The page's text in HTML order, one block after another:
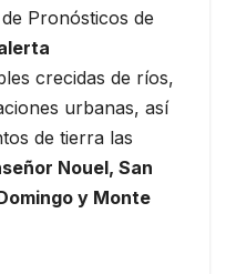
Pronósticos de
crecidas de ríos,
urbanas, así
de tierra las
Nouel, San
y Monte